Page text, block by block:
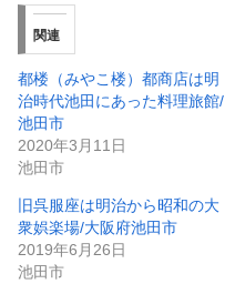
関連
都楼（みやこ楼）都商店は明
治時代池田にあった料理旅館/
池田市
2020年3月11日
池田市
旧呉服座は明治から昭和の大
衆娯楽場/大阪府池田市
2019年6月26日
池田市